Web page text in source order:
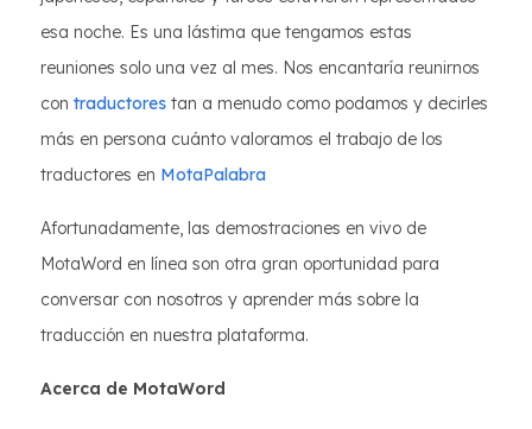
esa noche. Es una lástima que tengamos estas
reuniones solo una vez al mes. Nos encantaría reunirnos
con traductores tan a menudo como podamos y decirles
más en persona cuánto valoramos el trabajo de los
traductores en MotaPalabra
Afortunadamente, las demostraciones en vivo de
MotaWord en línea son otra gran oportunidad para
conversar con nosotros y aprender más sobre la
traducción en nuestra plataforma.
Acerca de MotaWord